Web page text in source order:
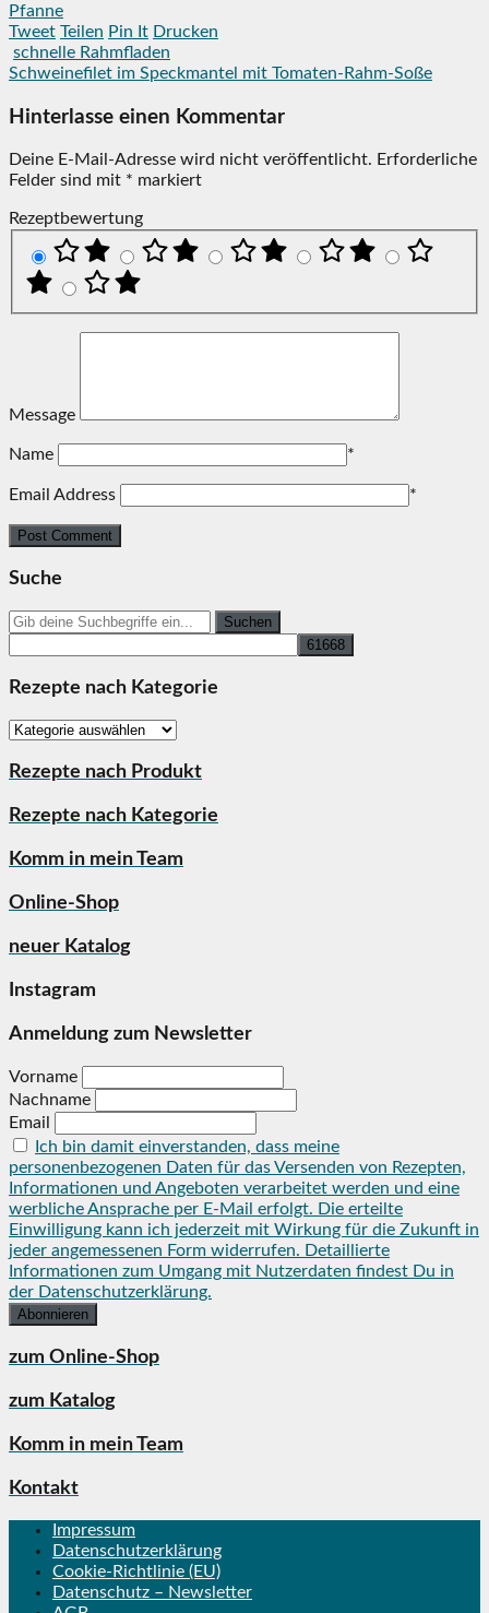
Pfanne
Tweet Teilen Pin It Drucken
schnelle Rahmfladen
Schweinefilet im Speckmantel mit Tomaten-Rahm-Soße
Hinterlasse einen Kommentar
Deine E-Mail-Adresse wird nicht veröffentlicht. Erforderliche
Felder sind mit * markiert
Rezeptbewertung
Message
Name *
Email Address *
Suche
Search
for:
Rezepte nach Kategorie
Rezepte
Kategorie
Rezepte nach Produkt
Rezepte nach Kategorie
Komm in mein Team
Online-Shop
neuer Katalog
Instagram
Anmeldung zum Newsletter
Vorname
Nachname
Email
Ich bin damit einverstanden, dass meine
personenbezogenen Daten für das Versenden von Rezepten,
Informationen und Angeboten verarbeitet werden und eine
werbliche Ansprache per E-Mail erfolgt. Die erteilte
Einwilligung kann ich jederzeit mit Wirkung für die Zukunft in
jeder angemessenen Form widerrufen. Detaillierte
Informationen zum Umgang mit Nutzerdaten findest Du in
der Datenschutzerklärung.
zum Online-Shop
zum Katalog
Komm in mein Team
Kontakt
Impressum
Datenschutzerklärung
Cookie-Richtlinie (EU)
Datenschutz – Newsletter